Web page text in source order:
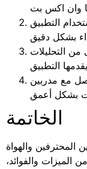
التطبيق
من التحليلات
مع مدربين
الخاتمة
المحترفين والهواة
والفوائد،